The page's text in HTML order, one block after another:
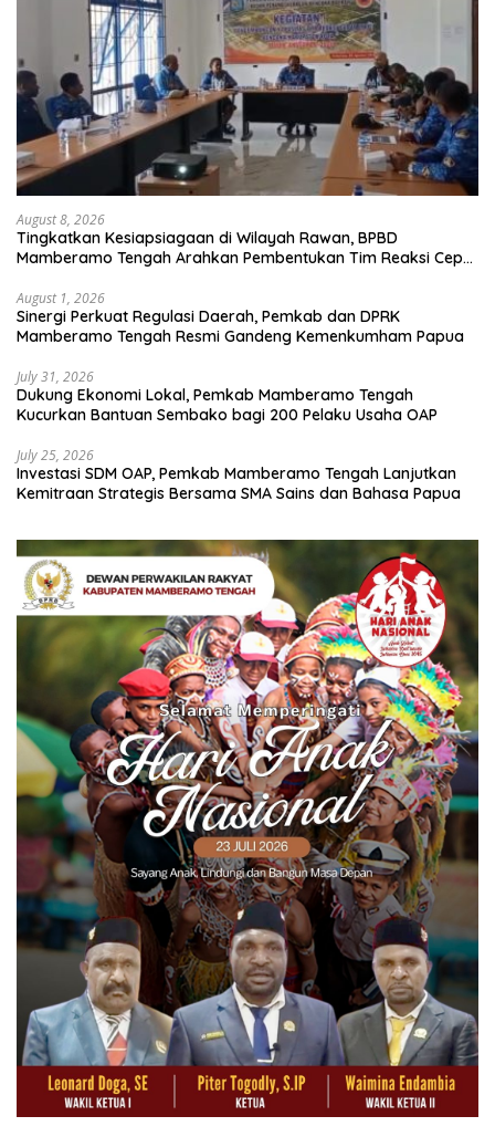
August 8, 2026
Tingkatkan Kesiapsiagaan di Wilayah Rawan, BPBD
Mamberamo Tengah Arahkan Pembentukan Tim Reaksi Cepat
August 1, 2026
Sinergi Perkuat Regulasi Daerah, Pemkab dan DPRK
Mamberamo Tengah Resmi Gandeng Kemenkumham Papua
July 31, 2026
Dukung Ekonomi Lokal, Pemkab Mamberamo Tengah
Kucurkan Bantuan Sembako bagi 200 Pelaku Usaha OAP
July 25, 2026
Investasi SDM OAP, Pemkab Mamberamo Tengah Lanjutkan
Kemitraan Strategis Bersama SMA Sains dan Bahasa Papua